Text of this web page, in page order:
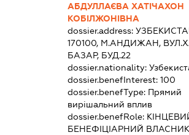
АБДУЛЛАЄВА ХАТІЧАХОН
КОБІЛЖОНІВНА
dossier.address:
170100, М.АНДИЖАН,
БАЗАР, БУД.22
dossier.nationality:
dossier.benefInterest: 100
dossier.benefType: Прямий
вирішальний вплив
dossier.benefRole:
БЕНЕФІЦІАРНИЙ ВЛАСНИК